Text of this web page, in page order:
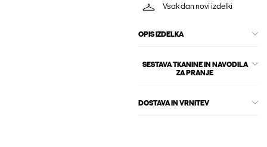
Vsak dan novi izdelki
OPIS IZDELKA
SESTAVA TKANINE IN NAVODILA
ZA PRANJE
DOSTAVA IN VRNITEV